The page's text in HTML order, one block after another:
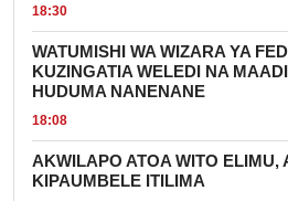
18:30
WATUMISHI WA WIZARA YA
KUZINGATIA WELEDI NA
HUDUMA NANENANE
18:08
AKWILAPO ATOA WITO ELIMU,
KIPAUMBELE ITILIMA